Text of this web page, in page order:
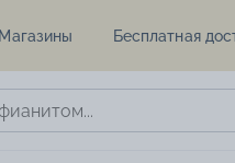
Магазины Бесплатная